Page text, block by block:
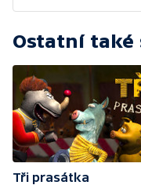
Ostatní také
Tři prasátka